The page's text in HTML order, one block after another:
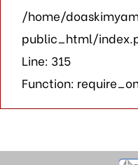
/home/
public_html/
Line: 315
Function: